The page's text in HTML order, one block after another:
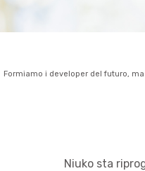
Formiamo i developer del futuro,
Niuko sta